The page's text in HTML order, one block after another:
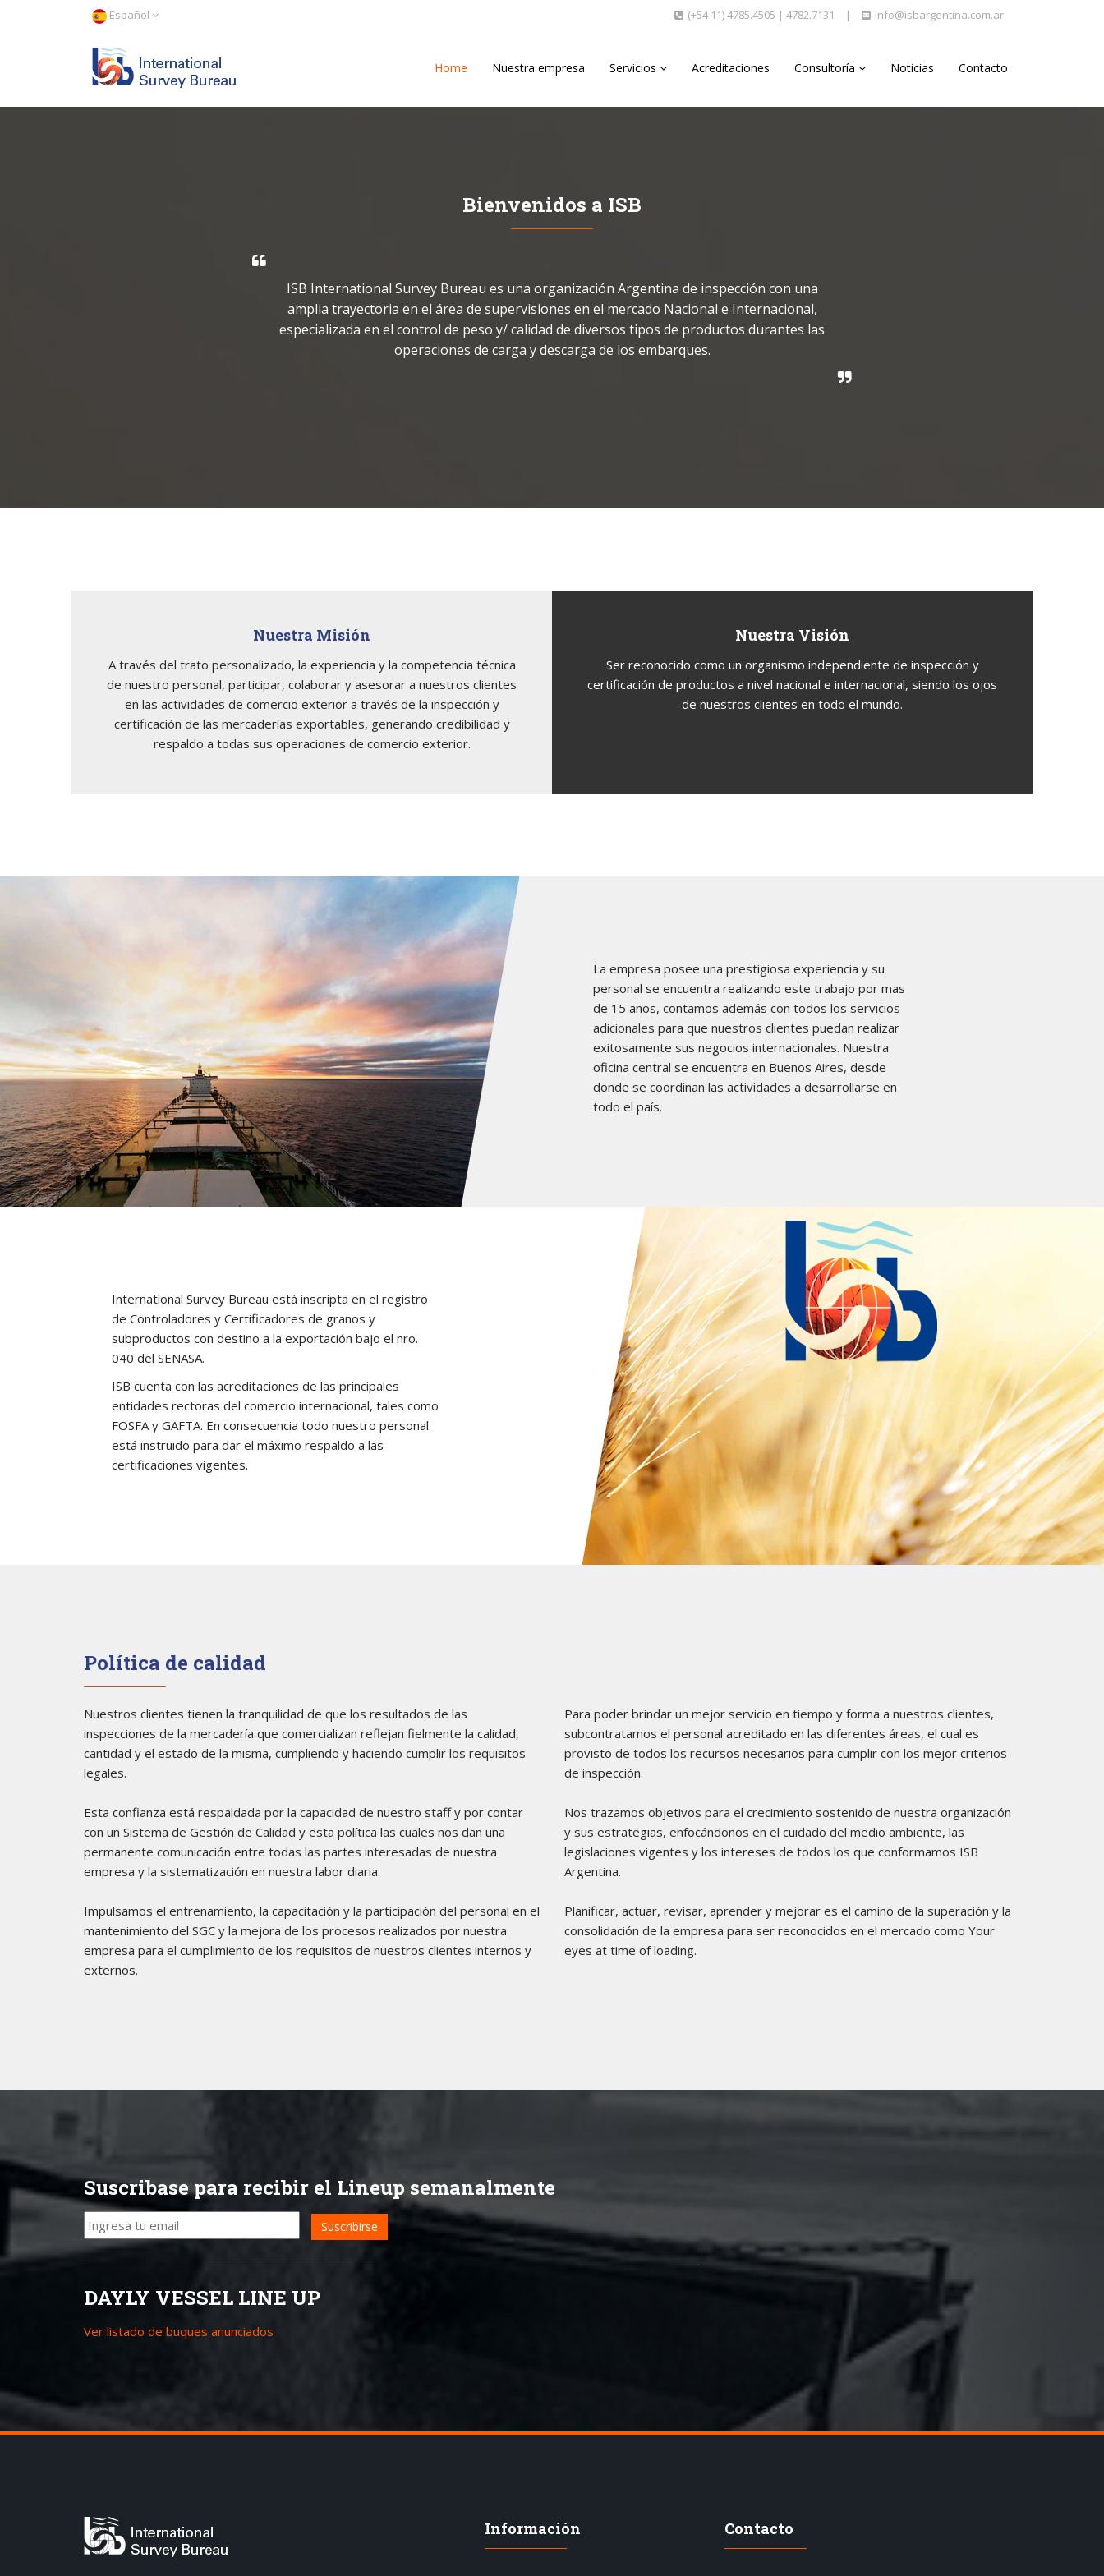
Español (+54 11) 4785.4505 | 4782.7131 | info@isbargentina.com.ar
Home Nuestra empresa Servicios Acreditaciones Consultoría Noticias Contacto
Bienvenidos a ISB
ISB International Survey Bureau es una organización Argentina de inspección con una
amplia trayectoria en el área de supervisiones en el mercado Nacional e Internacional,
especializada en el control de peso y/ calidad de diversos tipos de productos durantes las
operaciones de carga y descarga de los embarques.
Nuestra Misión
A través del trato personalizado, la experiencia y la competencia técnica
de nuestro personal, participar, colaborar y asesorar a nuestros clientes
en las actividades de comercio exterior a través de la inspección y
certificación de las mercaderías exportables, generando credibilidad y
respaldo a todas sus operaciones de comercio exterior.
Nuestra Visión
Ser reconocido como un organismo independiente de inspección y
certificación de productos a nivel nacional e internacional, siendo los ojos
de nuestros clientes en todo el mundo.
La empresa posee una prestigiosa experiencia y su
personal se encuentra realizando este trabajo por mas
de 15 años, contamos además con todos los servicios
adicionales para que nuestros clientes puedan realizar
exitosamente sus negocios internacionales. Nuestra
oficina central se encuentra en Buenos Aires, desde
donde se coordinan las actividades a desarrollarse en
todo el país.
International Survey Bureau está inscripta en el registro
de Controladores y Certificadores de granos y
subproductos con destino a la exportación bajo el nro.
040 del SENASA.
ISB cuenta con las acreditaciones de las principales
entidades rectoras del comercio internacional, tales como
FOSFA y GAFTA. En consecuencia todo nuestro personal
está instruido para dar el máximo respaldo a las
certificaciones vigentes.
Política de calidad
Nuestros clientes tienen la tranquilidad de que los resultados de las
inspecciones de la mercadería que comercializan reflejan fielmente la calidad,
cantidad y el estado de la misma, cumpliendo y haciendo cumplir los requisitos
legales.
Esta confianza está respaldada por la capacidad de nuestro staff y por contar
con un Sistema de Gestión de Calidad y esta política las cuales nos dan una
permanente comunicación entre todas las partes interesadas de nuestra
empresa y la sistematización en nuestra labor diaria.
Impulsamos el entrenamiento, la capacitación y la participación del personal en el
mantenimiento del SGC y la mejora de los procesos realizados por nuestra
empresa para el cumplimiento de los requisitos de nuestros clientes internos y
externos.
Para poder brindar un mejor servicio en tiempo y forma a nuestros clientes,
subcontratamos el personal acreditado en las diferentes áreas, el cual es
provisto de todos los recursos necesarios para cumplir con los mejor criterios
de inspección.
Nos trazamos objetivos para el crecimiento sostenido de nuestra organización
y sus estrategias, enfocándonos en el cuidado del medio ambiente, las
legislaciones vigentes y los intereses de todos los que conformamos ISB
Argentina.
Planificar, actuar, revisar, aprender y mejorar es el camino de la superación y la
consolidación de la empresa para ser reconocidos en el mercado como Your
eyes at time of loading.
Suscribase para recibir el Lineup semanalmente
DAYLY VESSEL LINE UP
Ver listado de buques anunciados
Información Contacto